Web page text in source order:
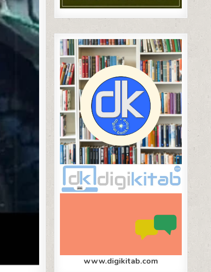
www.digikitab.com